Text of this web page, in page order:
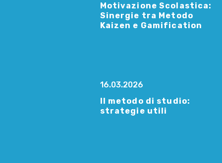
Motivazione Scolastica:
Sinergie tra Metodo
Kaizen e Gamification
16.03.2026
Il metodo di studio:
strategie utili